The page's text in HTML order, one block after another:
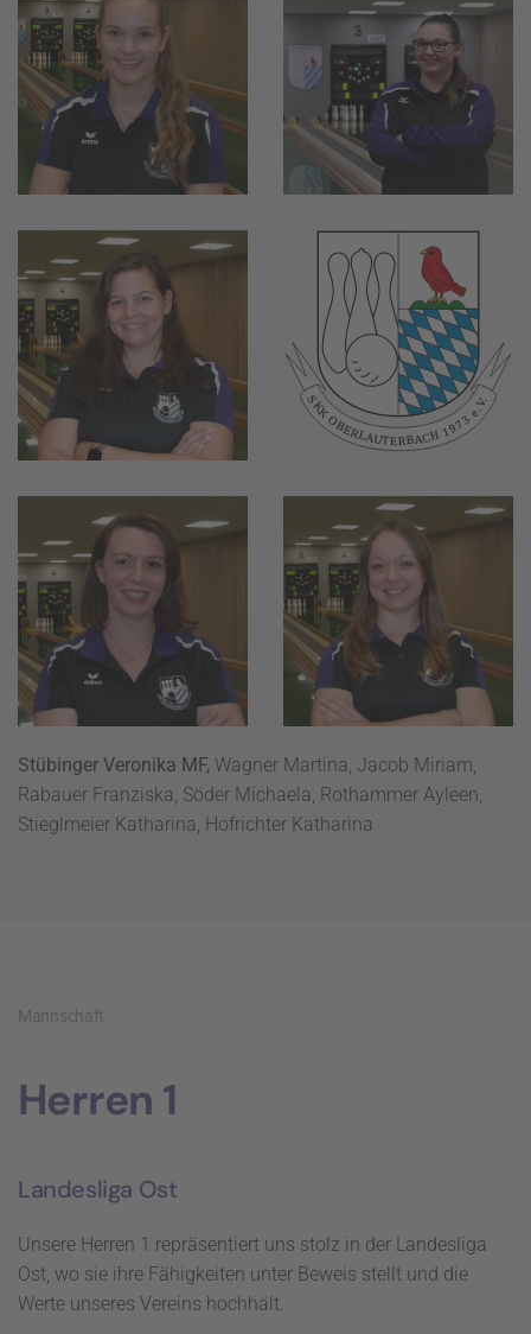
Stübinger Veronika MF, Wagner Martina, Jacob Miriam,
Rabauer Franziska, Söder Michaela, Rothammer Ayleen,
Stieglmeier Katharina, Hofrichter Katharina
Mannschaft
Herren 1
Landesliga Ost
Unsere Herren 1 repräsentiert uns stolz in der Landesliga
Ost, wo sie ihre Fähigkeiten unter Beweis stellt und die
Werte unseres Vereins hochhält.